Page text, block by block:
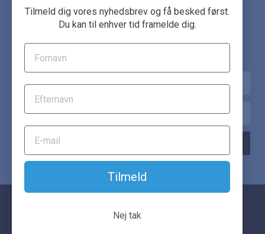
© Another Classic. Alle rettigheder forbeholdes.
Tilmeld dig vores nyhedsbrev og få besked først.
Du kan til enhver tid framelde dig.
Tilmeld
Nej tak